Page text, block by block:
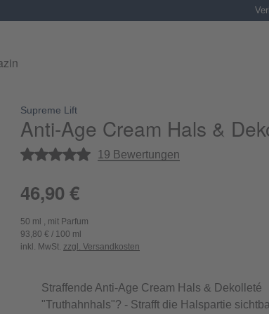
46,90 €
50 ml , mit Parfum
93,80 € / 100 ml
inkl. MwSt. zzgl. Versandkosten
Straffende Anti-Age Cream Hals & Dekolleté
"Truthahnhals"? - Strafft die Halspartie
Supreme Lift
Anti-Age Cream Hals &
Durchschnittliche Bewertung von 4.8 von 5 Sternen
19 Bewertungen